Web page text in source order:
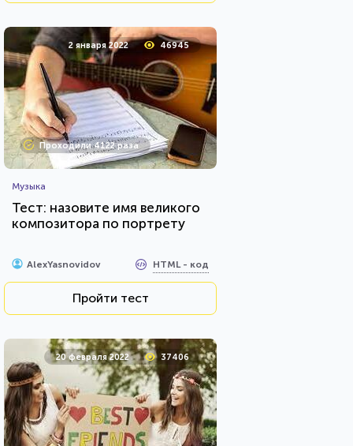
2 января 2022 46945
Проходили 4122 раза
Музыка
Тест: назовите имя великого
композитора по портрету
AlexYasnovidov HTML - код
Пройти тест
20 февраля 2022 37406